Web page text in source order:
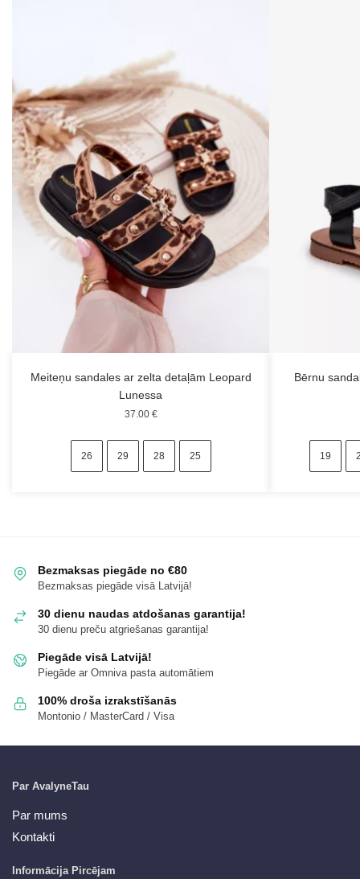
Meiteņu sandales ar zelta detaļām Leopard
Lunessa
37.00 €
26 29 28 25
Bērnu
19
Bezmaksas piegāde no €80
Bezmaksas piegāde visā Latvijā!
30 dienu naudas atdošanas garantija!
30 dienu preču atgriešanas garantija!
Piegāde visā Latvijā!
Piegāde ar Omniva pasta automātiem
100% droša izrakstīšanās
Montonio / MasterCard / Visa
Par AvalyneTau
Par mums
Kontakti
Informācija Pircējam